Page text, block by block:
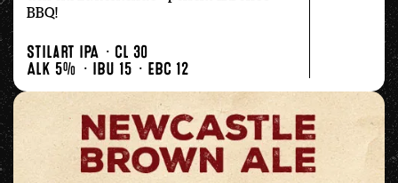
BBQ!
Stilart IPA
Cl 30
Alk 5%
IBU 15 EBC 12